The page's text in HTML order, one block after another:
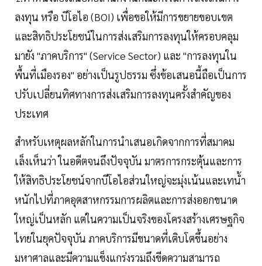
ลงทุน หรือ บีโอไอ (BOI) เพื่อขอให้มีการขยายขอบเขต
และสิทธิประโยชน์ในการส่งเสริมการลงทุนให้ครอบคลุม
มายัง "ภาคบริการ" (Service Sector) และ "การลงทุนใน
พื้นที่เมืองรอง" อย่างเป็นรูปธรรม ซึ่งข้อเสนอนี้ถือเป็นการ
ปรับเปลี่ยนทิศทางการส่งเสริมการลงทุนครั้งสำคัญของ
ประเทศ
สำหรับเหตุผลหลักในการนำเสนอเกิดจากการที่สมาคม
เล็งเห็นว่า ในอดีตจนถึงปัจจุบัน มาตรการกระตุ้นและการ
ให้สิทธิประโยชน์จากบีโอไอส่วนใหญ่จะมุ่งเน้นและเทน้ำ
หนักไปที่ภาคอุตสาหกรรมการผลิตและการส่งออกขนาด
ใหญ่เป็นหลัก แต่ในความเป็นจริงของโครงสร้างเศรษฐกิจ
ไทยในยุคปัจจุบัน ภาคบริการมีขนาดที่เติบโตขึ้นอย่าง
มหาศาลและมีความแข็งแกร่งรวมถึงขีดความสามารถ